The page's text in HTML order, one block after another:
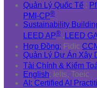
Quản Lý Quốc Tế :
PMI-CP®
Sustainability
LEED AP® , LEED
Hợp Đồng: Fidic
Quản Lý Dự Án Xây
Tài Chính & Kiểm
English: Ielts, Toeic
AI: Certified AI